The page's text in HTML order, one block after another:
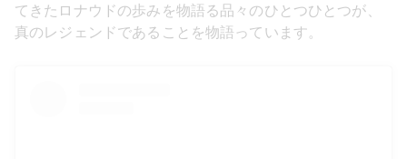
てきたロナウドの歩みを物語る品々のひとつひとつが、
真のレジェンドであることを物語っています。